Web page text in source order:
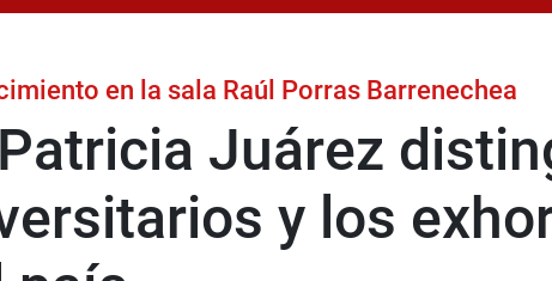
en la sala Raúl Porras Barrenechea
Juárez
y los